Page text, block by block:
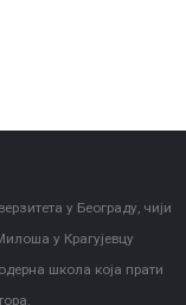
у Београду, чији
у Крагујевцу
школа која прати